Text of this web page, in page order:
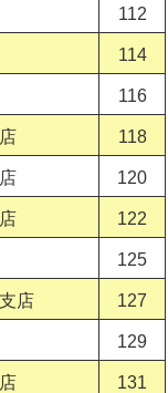
112
114
116
118
120
122
125
店 127
129
131